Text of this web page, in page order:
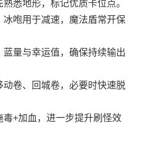
悉地形，标记优质卡位点。
冰咆用于减速，魔法盾常开保
蓝量与幸运值，确保持续输出
动卷、回城卷，必要时快速脱
毒+加血，进一步提升刷怪效